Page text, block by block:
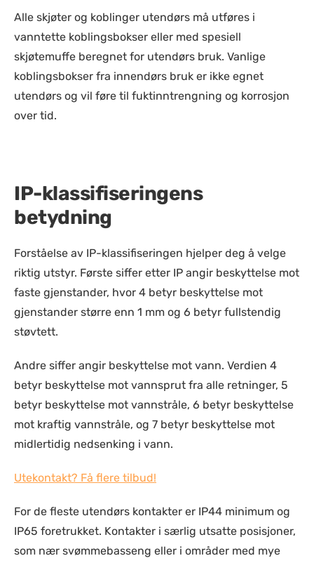
Alle skjøter og koblinger utendørs må utføres i
vanntette koblingsbokser eller med spesiell
skjøtemuffe beregnet for utendørs bruk. Vanlige
koblingsbokser fra innendørs bruk er ikke egnet
utendørs og vil føre til fuktinntrengning og korrosjon
over tid.
IP-klassifiseringens
betydning
Forståelse av IP-klassifiseringen hjelper deg å velge
riktig utstyr. Første siffer etter IP angir beskyttelse mot
faste gjenstander, hvor 4 betyr beskyttelse mot
gjenstander større enn 1 mm og 6 betyr fullstendig
støvtett.
Andre siffer angir beskyttelse mot vann. Verdien 4
betyr beskyttelse mot vannsprut fra alle retninger, 5
betyr beskyttelse mot vannstråle, 6 betyr beskyttelse
mot kraftig vannstråle, og 7 betyr beskyttelse mot
midlertidig nedsenking i vann.
Utekontakt? Få flere tilbud!
For de fleste utendørs kontakter er IP44 minimum og
IP65 foretrukket. Kontakter i særlig utsatte posisjoner,
som nær svømmebasseng eller i områder med mye